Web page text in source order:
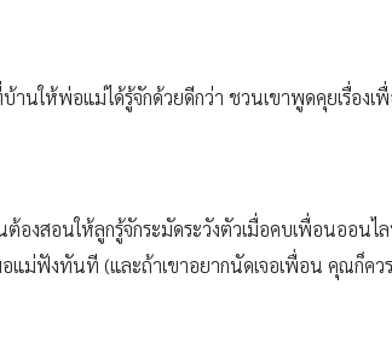
นให้พ่อแม่ได้รู้จักด้วยดีกว่า ชวนเขาพูดคุยเรื่องเ
งสอนให้ลูกรู้จักระมัดระวังตัวเมื่อคบเพื่อนออนไ
แม่ฟังทันที (และถ้าเขาอยากนัดเจอเพื่อน คุณก็